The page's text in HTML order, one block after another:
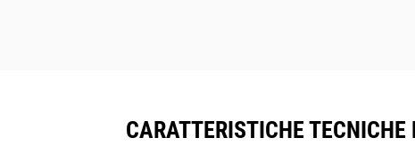
CARATTERISTICHE